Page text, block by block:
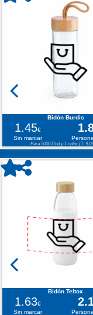
Bidón Burdis
1.45€
Sin marcar
Para 5000 Und y 1 color (T:
Bidón Teltox
1.63€
Sin marcar